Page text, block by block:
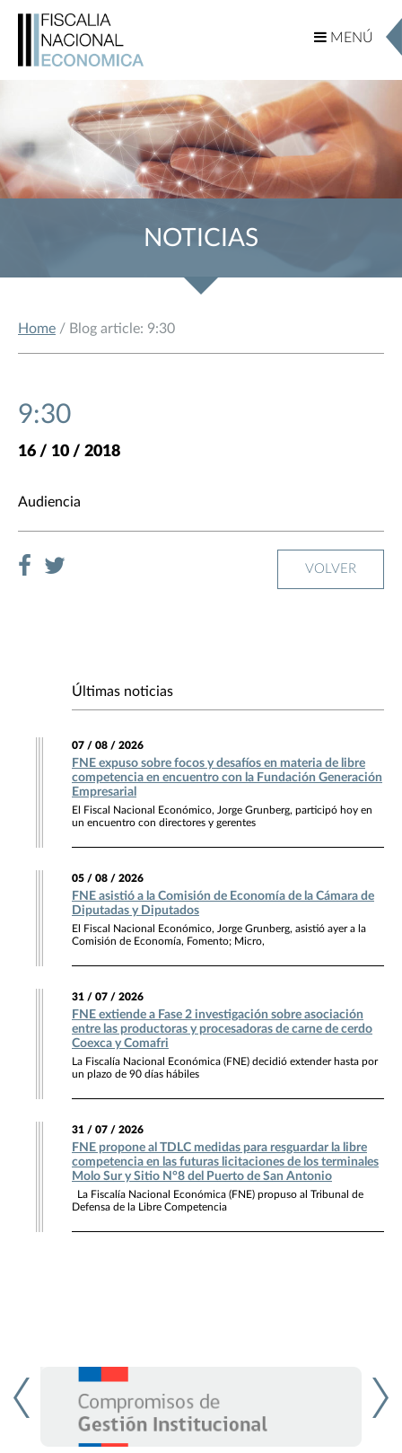
MENÚ
MENÚ
NOTICIAS
Home / Blog article: 9:30
9:30
16 / 10 / 2018
Audiencia
VOLVER
Últimas noticias
07 / 08 / 2026
FNE expuso sobre focos y desafíos en materia de libre
competencia en encuentro con la Fundación Generación
Empresarial
El Fiscal Nacional Económico, Jorge Grunberg, participó hoy en
un encuentro con directores y gerentes
05 / 08 / 2026
FNE asistió a la Comisión de Economía de la Cámara de
Diputadas y Diputados
El Fiscal Nacional Económico, Jorge Grunberg, asistió ayer a la
Comisión de Economía, Fomento; Micro,
31 / 07 / 2026
FNE extiende a Fase 2 investigación sobre asociación
entre las productoras y procesadoras de carne de cerdo
Coexca y Comafri
La Fiscalía Nacional Económica (FNE) decidió extender hasta por
un plazo de 90 días hábiles
31 / 07 / 2026
FNE propone al TDLC medidas para resguardar la libre
competencia en las futuras licitaciones de los terminales
Molo Sur y Sitio N°8 del Puerto de San Antonio
La Fiscalía Nacional Económica (FNE) propuso al Tribunal de
Defensa de la Libre Competencia